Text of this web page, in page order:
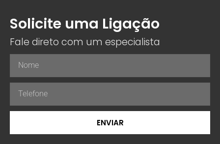
Solicite uma Ligação
Fale direto com um especialista
ENVIAR